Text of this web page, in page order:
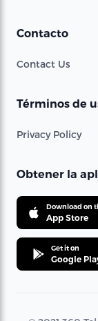
Contacto
Contact Us
Términos de
Privacy Policy
Obtener la
Download on
App Store
Get it on
Google